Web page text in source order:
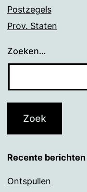
Postzegels
Prov. Staten
Zoeken…
Recente berichten
Ontspullen